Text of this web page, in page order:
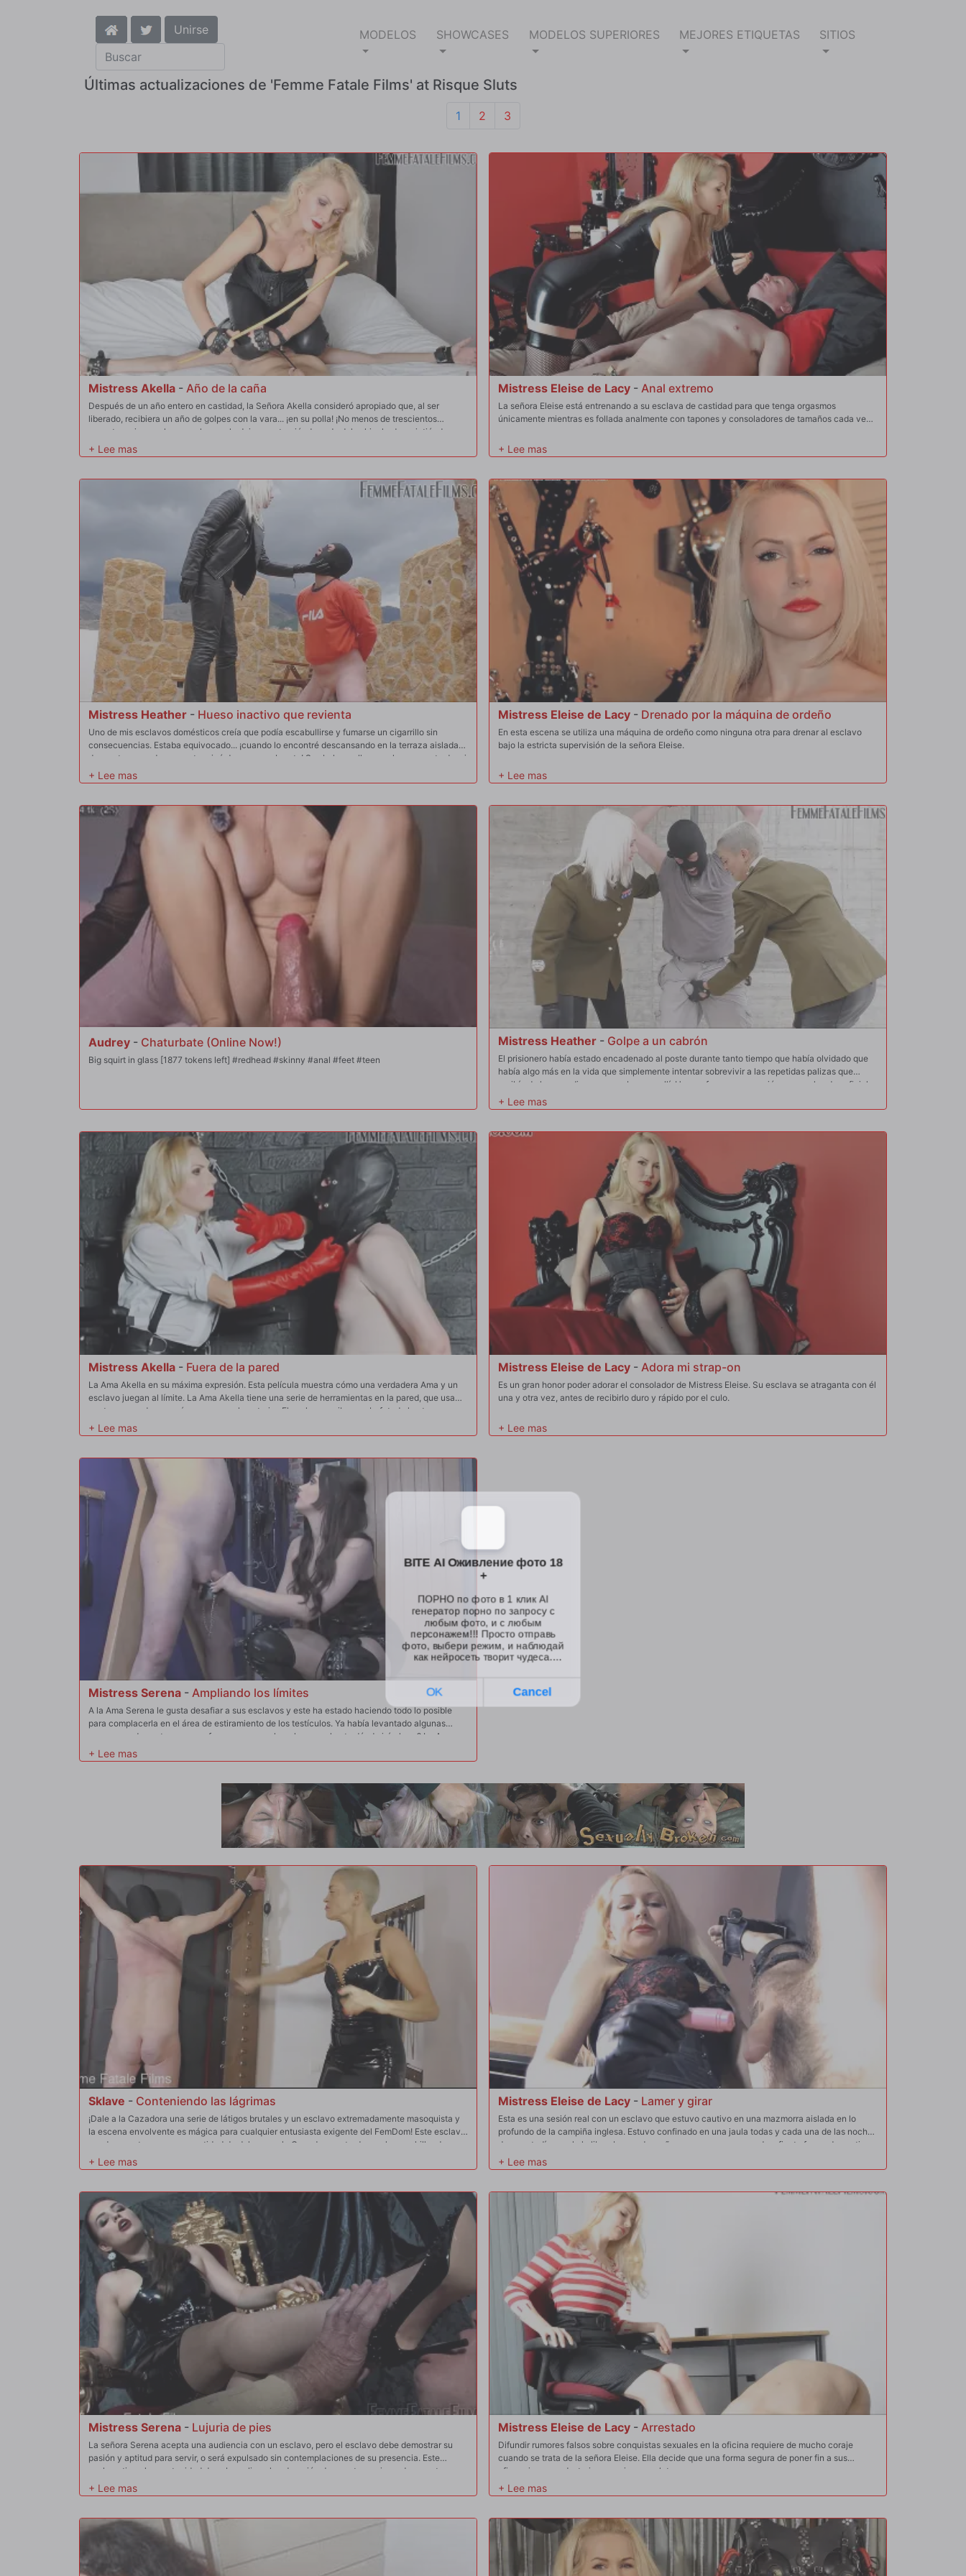
Unirse MODELOS SHOWCASES MODELOS SUPERIORES MEJORES ETIQUETAS SITIOS
Últimas actualizaciones de 'Femme Fatale Films' at Risque Sluts
1 2 3
Mistress Akella - Año de la caña
Después de un año entero en castidad, la Señora Akella consideró apropiado que, al ser
liberado, recibiera un año de golpes con la vara... ¡en su polla! ¡No menos de trescientos
sesenta y cinco golpes con la vara lo dejaron retorciéndose de dolor, hinchado y sintiéndose
muy mal por sí mismo! La Señora Akella le da cada golpe con veneno y, para asegurarse de
que no se retorciera demasiado, se sentó con su perfecto trasero cubierto de cuero,
Mistress Eleise de Lacy - Anal extremo
La señora Eleise está entrenando a su esclava de castidad para que tenga orgasmos
únicamente mientras es follada analmente con tapones y consoladores de tamaños cada vez
Mistress Heather - Hueso inactivo que revienta
Uno de mis esclavos domésticos creía que podía escabullirse y fumarse un cigarrillo sin
consecuencias. Estaba equivocado... ¡cuando lo encontré descansando en la terraza aislada
de una torre, su descanso terminó de manera abrupta! Sus bolas se llevaron la peor parte de mi
ira, le di puñetazos, bofetadas, rodillazos y patadas tan fuerte como pude hasta que cayó al
suelo en un patético y quejumbroso montón. ¡Esto es una tortura extrema para cualquiera, con
cuerpo durante un tiempo considerable!
Mistress Eleise de Lacy - Drenado por la máquina de ordeño
En esta escena se utiliza una máquina de ordeño como ninguna otra para drenar al esclavo
bajo la estricta supervisión de la señora Eleise.
Audrey - Chaturbate (Online Now!)
Big squirt in glass [1877 tokens left] #redhead #skinny #anal #feet #teen
Mistress Heather - Golpe a un cabrón
El prisionero había estado encadenado al poste durante tanto tiempo que había olvidado que
había algo más en la vida que simplemente intentar sobrevivir a las repetidas palizas que
recibía de los guardias que pasaban por allí. Hoy no fue una excepción, ya que los dos oficiales
con botas le dieron una paliza brutal con fuertes puñetazos y patadas desde todos los ángulos.
Las bofetadas, los escupitajos y los ataques verbales fueron implacables hasta que finalmente
Mistress Akella - Fuera de la pared
La Ama Akella en su máxima expresión. Esta película muestra cómo una verdadera Ama y un
esclavo juegan al límite. La Ama Akella tiene una serie de herramientas en la pared, que usa
por turnos, cada una más severa que la anterior. El esclavo recibe una bofetada hasta que se
somete antes de que comience la verdadera prueba de resistencia. ¡Una película que todos los
fanáticos puristas del FemDom deben ver!
Mistress Eleise de Lacy - Adora mi strap-on
Es un gran honor poder adorar el consolador de Mistress Eleise. Su esclava se atraganta con él
una y otra vez, antes de recibirlo duro y rápido por el culo.
Mistress Serena - Ampliando los límites
A la Ama Serena le gusta desafiar a sus esclavos y este ha estado haciendo todo lo posible
para complacerla en el área de estiramiento de los testículos. Ya había levantado algunas
pesas pesadas antes en un esfuerzo por complacerla, pero ¿hasta dónde irá ahora? La Ama
Serena aumenta las apuestas en esta sesión y una cantidad enorme de peso se desprende de
sus testículos ya estirados e hinchados... Cuando ella comienza a poner su peso en el
colgantes, ¡la agonía y el éxtasis son casi demasiado para que el esclavo que sufre durante
Sklave - Conteniendo las lágrimas
¡Dale a la Cazadora una serie de látigos brutales y un esclavo extremadamente masoquista y
la escena envolvente es mágica para cualquier entusiasta exigente del FemDom! Este esclavo
puede soportar una gran cantidad de dolor, pero la Cazadora no tarda mucho en chillar de
agonía e intentar desesperadamente contener las lágrimas de dolor.
Mistress Eleise de Lacy - Lamer y girar
Esta es una sesión real con un esclavo que estuvo cautivo en una mazmorra aislada en lo
profundo de la campiña inglesa. Estuvo confinado en una jaula todas y cada una de las noches
de su estadía, y solo lo liberaban cada mañana para una nueva y desafiante forma de castigo,
humillación y degradación. Su primera liberación fue una oportunidad para mostrarle a su Ama
cuánto la apreciaba. Ella lo ató a una rueda de bondage, lo invirtió y le ordenó que lamiera y
Mistress Serena - Lujuria de pies
La señora Serena acepta una audiencia con un esclavo, pero el esclavo debe demostrar su
pasión y aptitud para servir, o será expulsado sin contemplaciones de su presencia. Este
esclavo tiene la oportunidad de sobresalir en la adoración de zapatos y pies y de soportar
pisotones con todo su peso sobre tacones altos. Lo ponen a prueba y lo llevan al límite, pero si
la señora Serena finalmente le permitirá volver a servirla es otra cuestión...
Mistress Eleise de Lacy - Arrestado
Difundir rumores falsos sobre conquistas sexuales en la oficina requiere de mucho coraje
cuando se trata de la señora Eleise. Ella decide que una forma segura de poner fin a sus
afirmaciones es destruir esas mismas pelotas.